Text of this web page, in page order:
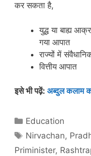
कर सकता है,
युद्ध या बाह्य
गया आपात
राज्यों में
वित्तीय आपात
इसे भी पढ़ें: अब्दुल कलाम
Categories
Education
Tags
Nirvachan,
Priminister,